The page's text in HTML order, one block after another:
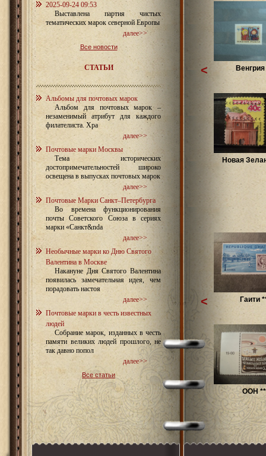
2025-09-24 09:53
Выставлена партия чистых
тематических марок северной Европы
далее>>
Все новости
СТАТЬИ
Альбомы для почтовых марок
Альбом для почтовых марок –
незаменимый атрибут для каждого
филателиста. Хра
далее>>
Почтовые марки Москвы
Тема исторических
достопримечательностей широко
освещена в выпусках почтовых марок
далее>>
Почтовые Марки Санкт–Петербурга
Во времена функционирования
почты Советского Союза в сериях
марки «Санкт&nda
далее>>
Необычные марки ко Дню Святого
Валентина в Москве
Накануне Дня Святого Валентина
появилась замечательная идея, чем
порадовать настоя
далее>>
Почтовые марки в честь известных
людей
Собрание марок, изданных в честь
памяти великих людей прошлого, не
так давно попол
далее>>
Все статьи
Венгрия
Новая
<
Гаити
ООН **
<